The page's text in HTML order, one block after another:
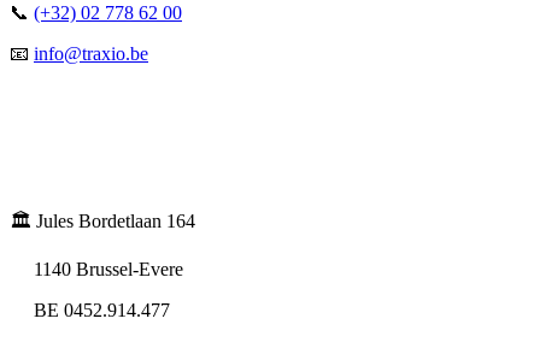
📞 (+32) 02 778 62 00
📧 info@traxio.be
🏛️ Jules Bordetlaan 164
1140 Brussel-Evere
BE 0452.914.477